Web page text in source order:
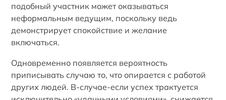
подобный участник может оказываться
неформальным ведущим, поскольку ведь
демонстрирует спокойствие и желание
включаться.
Одновременно появляется вероятность
приписывать случаю то, что опирается с работой
других людей. В-случае-если успех трактуется